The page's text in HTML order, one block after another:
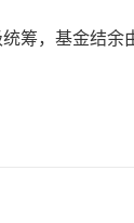
，基金结余